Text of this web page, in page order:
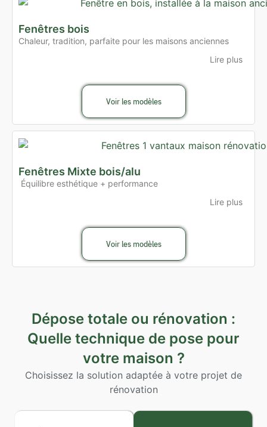
Fenêtres bois
Chaleur, tradition, parfaite pour les maisons anciennes
Lire plus
Voir les modèles
Fenêtres Mixte bois/alu
Équilibre esthétique + performance
Lire plus
Voir les modèles
Dépose totale ou rénovation :
Quelle technique de pose pour
votre maison ?
Choisissez la solution adaptée à votre projet de
rénovation